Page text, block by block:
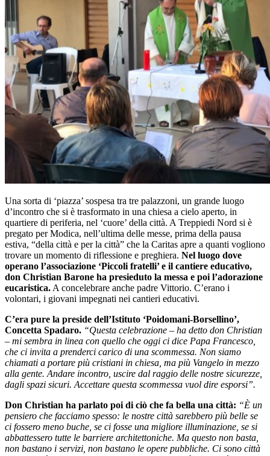
Una sorta di ‘piazza’ sospesa tra tre palazzoni, un grande luogo
d’incontro che si è trasformato in una chiesa a cielo aperto, in
quartiere di periferia, nel ‘cuore’ della città. A Treppiedi Nord si è
pregato per Modica, nell’ultima delle messe, prima della pausa
estiva, “della città e per la città” che la Caritas apre a quanti vogliono
trovare un momento di riflessione e preghiera. Nel luogo dove
operano l’associazione ‘Piccoli fratelli’ e il cantiere educativo,
don Christian Barone ha presieduto la messa e poi l’adorazione
eucaristica. A concelebrare anche padre Vittorio. C’erano i
volontari, i giovani impegnati nei cantieri educativi.
C’era pure la preside dell’Istituto ‘Poidomani-Borsellino’,
Concetta Spadaro. “Questa celebrazione – ha detto don Christian
– mi sembra in linea con quello che oggi ci dice Papa Francesco,
che ci invita a prenderci carico di una scommessa. Non siamo
chiamati a portare più cristiani in chiesa, ma più Vangelo in mezzo
alla gente. Andare incontro, uscire dal raggio delle nostre sicurezze,
dagli spazi sicuri. Accettare questa scommessa vuol dire esporsi”.
Don Christian ha parlato poi di ciò che fa bella una città: “È un
pensiero che facciamo spesso: le nostre città sarebbero più belle se
ci fossero meno buche, se ci fosse una migliore illuminazione, se si
abbattessero tutte le barriere architettoniche. Ma questo non basta,
non bastano i servizi, non bastano le opere pubbliche. Ci sono città